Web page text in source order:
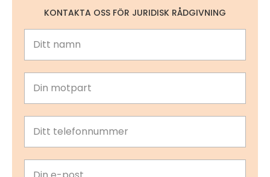
KONTAKTA OSS FÖR JURIDISK RÅDGIVNING